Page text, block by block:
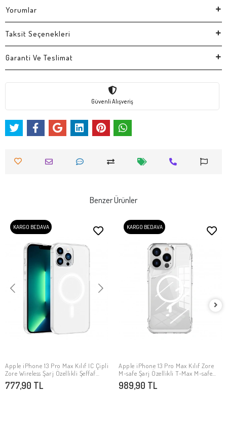
Yorumlar
Taksit Seçenekleri
Garanti Ve Teslimat
Güvenli Alışveriş
Benzer Ürünler
KARGO BEDAVA
SEPETE EKLE
Apple iPhone 13 Pro Max Kılıf IC Çipli
Zore Wireless Şarj Özellikli Şeffaf
Orjin Kapak
777,90 TL
KARGO BEDAVA
SEPETE EKLE
Apple iPhone 13 Pro Max Kılıf Zore
M-safe Şarj Özellikli T-Max M-safe
Kapak
989,90 TL